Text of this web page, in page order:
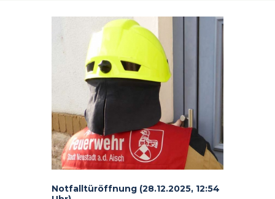
Notfalltüröffnung (28.12.2025, 12:54